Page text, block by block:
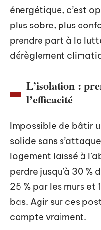
énergétique, c’est
plus sobre, plus
prendre part à la
dérèglement
L’isolation :
l’efficacité
Impossible de bâtir
solide sans
logement laissé à
perdre jusqu’à 30 %
25 % par les murs et
bas. Agir sur ces
compte vraiment.